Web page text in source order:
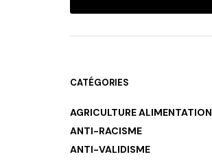
CATÉGORIES
AGRICULTURE ALIMENTATION
ANTI-RACISME
ANTI-VALIDISME